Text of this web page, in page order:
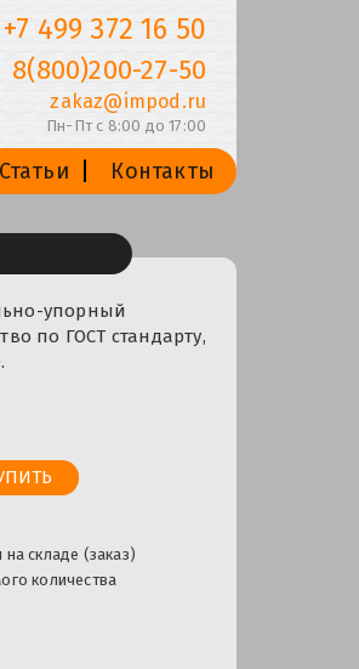
+7 499 372 16 50
8(800)200-27-50
zakaz@impod.ru
Пн-Пт с 8:00 до 17:00
Статьи Контакты
упорный
по ГОСТ стандарту,
на складе (заказ)
количества